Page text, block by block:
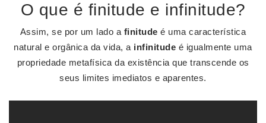
O que é finitude e infinitude?
Assim, se por um lado a finitude é uma característica
natural e orgânica da vida, a infinitude é igualmente uma
propriedade metafísica da existência que transcende os
seus limites imediatos e aparentes.